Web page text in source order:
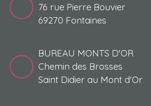
76 rue Pierre Bouvier
69270 Fontaines
BUREAU MONTS D'OR
Chemin des Brosses
Saint Didier au Mont d'Or